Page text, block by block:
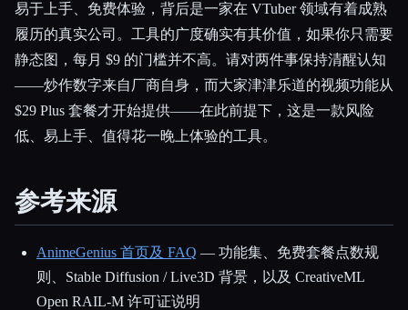
易于上手、免费体验，背后是一家在 VTuber 领域有着成熟
履历的真实公司。工具的广度确实有其价值，如果你只需要
静态图，每月 $9 的门槛并不高。请对两件事保持清醒认知
——炒作数字来自厂商自身，而大家津津乐道的视频功能从
$29 Plus 套餐才开始提供——在此前提下，这是一款风险
低、易上手、值得花一晚上体验的工具。
参考来源
AnimeGenius 首页及 FAQ — 功能集、免费套餐点数规
则、Stable Diffusion / Live3D 背景，以及 CreativeML
Open RAIL-M 许可证说明